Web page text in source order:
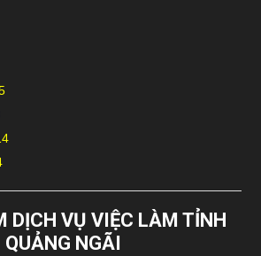
DỊCH VỤ VIỆC LÀM TỈNH
QUẢNG NGÃI